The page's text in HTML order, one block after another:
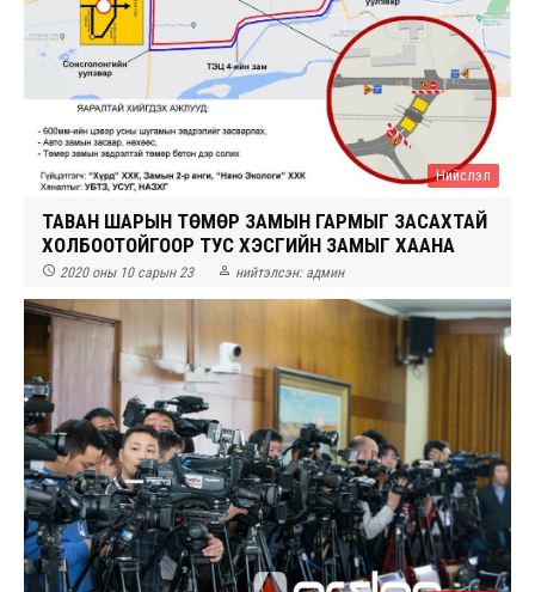
Нийслэл
ТАВАН ШАРЫН ТӨМӨР ЗАМЫН ГАРМЫГ ЗАСАХТАЙ
ХОЛБООТОЙГООР ТУС ХЭСГИЙН ЗАМЫГ ХААНА
 2020 оны 10 сарын 23  нийтэлсэн: админ